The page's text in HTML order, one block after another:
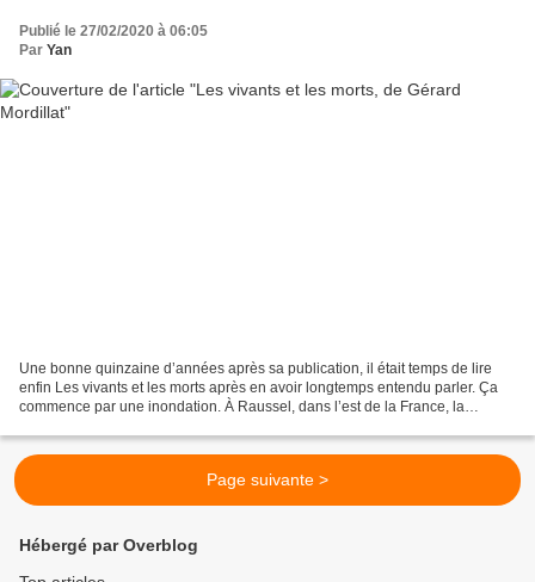
Publié le 27/02/2020 à 06:05
Par Yan
Une bonne quinzaine d’années après sa publication, il était temps de lire
enfin Les vivants et les morts après en avoir longtemps entendu parler. Ça
commence par une inondation. À Raussel, dans l’est de la France, la
Page suivante >
Hébergé par Overblog